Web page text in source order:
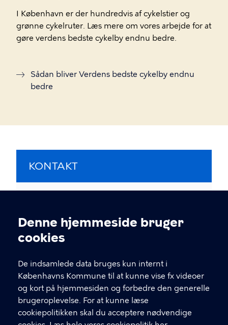
Cookieindstillinger
Denne hjemmeside bruger
cookies
De indsamlede data bruges kun internt i
Københavns Kommune til at kunne vise fx videoer
og kort på hjemmesiden og forbedre den generelle
brugeroplevelse. For at kunne læse
cookiepolitikken skal du acceptere nødvendige
I København er der hundredvis af cykelstier og
grønne cykelruter. Læs mere om vores arbejde for at
gøre verdens bedste cykelby endnu bedre.
Sådan bliver Verdens bedste cykelby endnu
bedre
KONTAKT
Kontaktformular